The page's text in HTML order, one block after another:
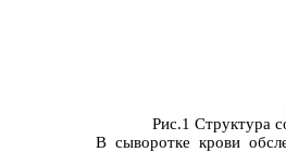
Рис.1 Структура
В сыворотке крови